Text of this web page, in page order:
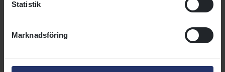
Statistik
Marknadsföring